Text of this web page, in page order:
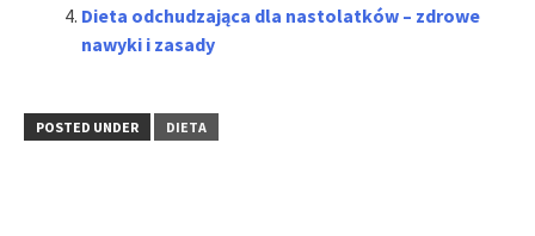
Dieta odchudzająca dla nastolatków – zdrowe
nawyki i zasady
POSTED UNDER DIETA